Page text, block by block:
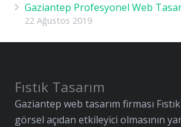
Gaziantep Profesyonel Web
22 Ağustos 2019
Fıstık Tasarım
Gaziantep web tasarım firması
görsel açıdan etkileyici olmasının